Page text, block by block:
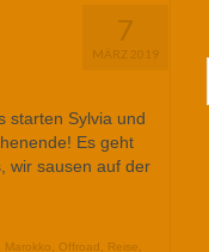
7
MÄRZ 2019
starten Sylvia und
Es geht
wir sausen auf der
Marokko Offroad Reise